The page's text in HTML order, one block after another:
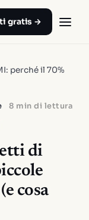
gratis →
perché il 70%
8 min di lettura
di
cosa